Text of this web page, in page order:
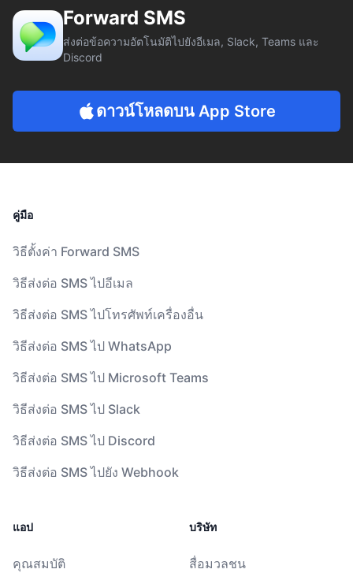
Forward SMS
ส่งต่อข้อความอัตโนมัติไปยังอีเมล, Slack, Teams และ
Discord
ดาวน์โหลดบน App Store
คู่มือ
วิธีตั้งค่า Forward SMS
วิธีส่งต่อ SMS ไปอีเมล
วิธีส่งต่อ SMS ไปโทรศัพท์เครื่องอื่น
วิธีส่งต่อ SMS ไป WhatsApp
วิธีส่งต่อ SMS ไป Microsoft Teams
วิธีส่งต่อ SMS ไป Slack
วิธีส่งต่อ SMS ไป Discord
วิธีส่งต่อ SMS ไปยัง Webhook
แอป
คุณสมบัติ
บริษัท
สื่อมวลชน